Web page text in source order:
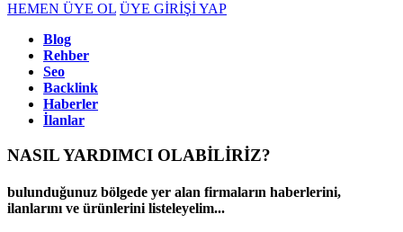
HEMEN ÜYE OL ÜYE GİRİŞİ YAP
Blog
Rehber
Seo
Backlink
Haberler
İlanlar
NASIL YARDIMCI OLABİLİRİZ?
bulunduğunuz bölgede yer alan firmaların haberlerini,
ilanlarını ve ürünlerini listeleyelim...